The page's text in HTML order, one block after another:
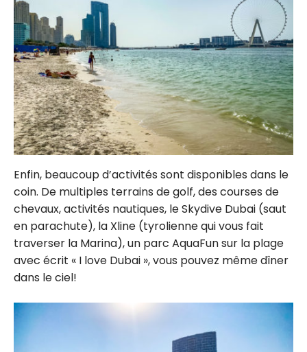
Enfin, beaucoup d’activités sont disponibles dans le
coin. De multiples terrains de golf, des courses de
chevaux, activités nautiques, le Skydive Dubai (saut
en parachute), la Xline (tyrolienne qui vous fait
traverser la Marina), un parc AquaFun sur la plage
avec écrit « I love Dubai », vous pouvez même dîner
dans le ciel!